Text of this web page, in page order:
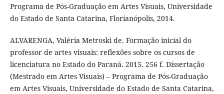
Programa de Pós-Graduação em Artes Visuais, Universidade
do Estado de Santa Catarina, Florianópolis, 2014.
ALVARENGA, Valéria Metroski de. Formação inicial do
professor de artes visuais: reflexões sobre os cursos de
licenciatura no Estado do Paraná. 2015. 256 f. Dissertação
(Mestrado em Artes Visuais) – Programa de Pós-Graduação
em Artes Visuais, Universidade do Estado de Santa Catarina,